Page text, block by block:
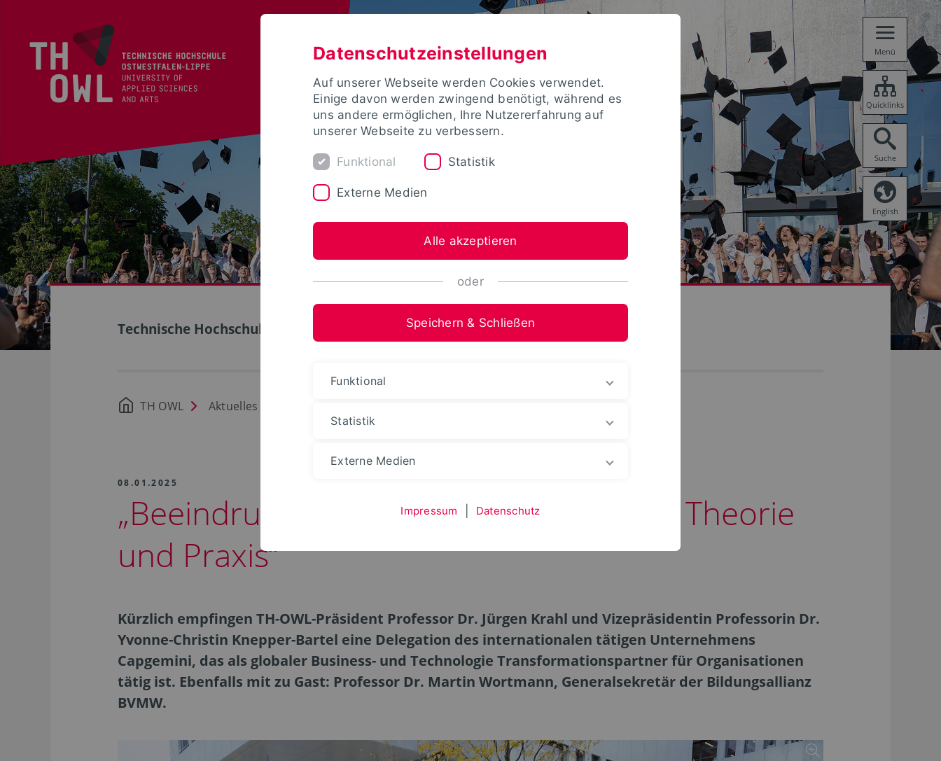
Menü
Quicklinks
Suche
English
Technische Hochschule Ostwestfalen-Lippe
TH OWL Aktuelles
08.01.2025
„Beeindruckendes Zusammenspiel von Theorie
und Praxis“
Kürzlich empfingen TH-OWL-Präsident Professor Dr. Jürgen Krahl und Vizepräsidentin Professorin Dr.
Yvonne-Christin Knepper-Bartel eine Delegation des internationalen tätigen Unternehmens
Capgemini, das als globaler Business- und Technologie Transformationspartner für Organisationen
tätig ist. Ebenfalls mit zu Gast: Professor Dr. Martin Wortmann, Generalsekretär der Bildungsallianz
BVMW.
Datenschutzeinstellungen
Auf unserer Webseite werden Cookies verwendet.
Einige davon werden zwingend benötigt, während es
uns andere ermöglichen, Ihre Nutzererfahrung auf
unserer Webseite zu verbessern.
Funktional Statistik
Externe Medien
Alle akzeptieren
oder
Speichern & Schließen
Funktional
Statistik
Externe Medien
Impressum Datenschutz